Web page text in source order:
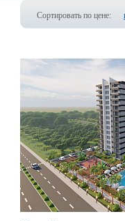
Сортировать по цене: